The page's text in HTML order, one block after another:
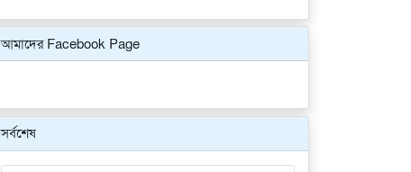
আমাদের Facebook Page
সর্বশেষ